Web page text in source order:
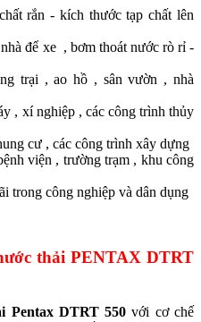
rắn - kích thước tạp chất lên
để xe , bơm thoát nước rò rỉ -
trại , ao hồ , sân vườn , nhà
, xí nghiệp , các công trình thủy
cư , các công trình xây dựng
viện , trường trạm , khu công
trong công nghiệp và dân dụng
thải PENTAX DTRT
Pentax DTRT 550với cơ chế